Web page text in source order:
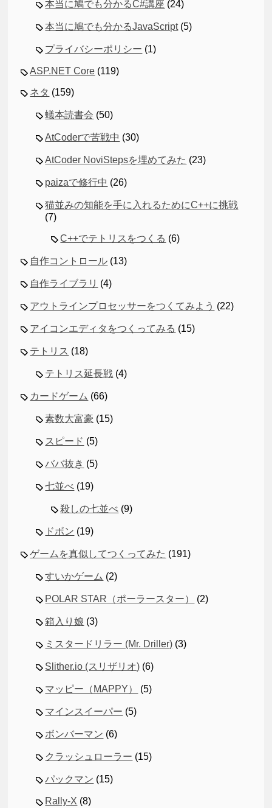
本当に鳩でも分かるC#講座 (24)
本当に鳩でも分かるJavaScript(5)
プライバシーポリシー (1)
ASP.NET Core (119)
ネタ (159)
蟻本読書会 (50)
AtCoderで苦戦中 (30)
AtCoder NoviStepsを埋めてみた (23)
paizaで修行中 (26)
猫並みの知能を手に入れるためにC++に挑戦
(7)
C++でテトリスをつくる (6)
自作コントロール (13)
自作ライブラリ (4)
アウトラインプロセッサーをつくてみよう (22)
アイコンエディタをつくってみる (15)
テトリス (18)
テトリス延長戦 (4)
カードゲーム (66)
素数大富豪 (15)
スピード (5)
ババ抜き (5)
七並べ (19)
殺しの七並べ (9)
ドボン (19)
ゲームを真似してつくってみた (191)
すいかゲーム (2)
POLAR STAR（ポーラースター） (2)
箱入り娘 (3)
ミスタードリラー (Mr. Driller) (3)
Slither.io (スリザリオ) (6)
マッピー（MAPPY） (5)
マインスイーパー (5)
ボンバーマン (6)
クラッシュローラー (15)
パックマン (15)
Rally-X (8)